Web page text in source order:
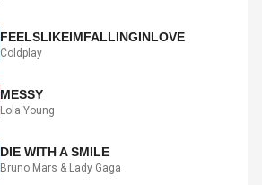
FEELSLIKEIMFALLINGINLOVE
Coldplay
MESSY
Lola Young
DIE WITH A SMILE
Bruno Mars & Lady Gaga